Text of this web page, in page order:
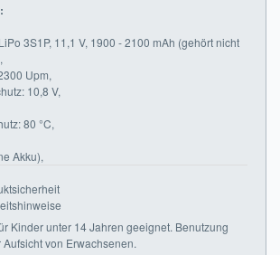
3S1P, 11,1 V, 1900 - 2100 mAh (gehört nicht
Upm,
10,8 V,
80 °C,
Akku),
Kinder unter 14 Jahren geeignet. Benutzung
von Erwachsenen.